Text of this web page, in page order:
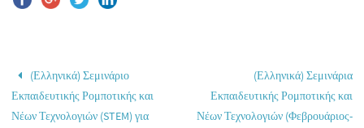
(Ελληνικά) Σεμινάριο
Εκπαιδευτικής Ρομποτικής και
Νέων Τεχνολογιών (STEM) για
(Ελληνικά) Σεμινάρια
Εκπαιδευτικής Ρομποτικής και
Νέων Τεχνολογιών (Φεβρουάριος-